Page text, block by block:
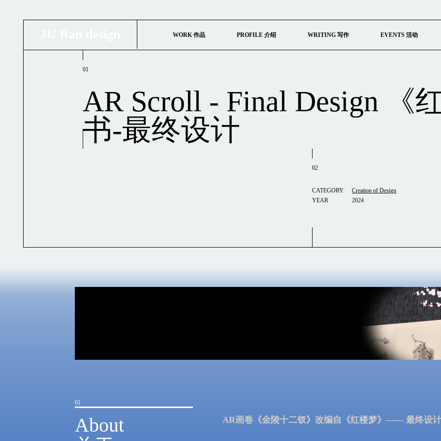
WORK 作品 PROFILE 介绍 WRITING 写作 EVENTS 活动
01
AR Scroll - Final Design 《
书-最终设计
02
CATEGORY:
Creation of Design
YEAR
2024
01
About
AR画卷《金陵十二钗》改编自《红楼梦》—— 最终设